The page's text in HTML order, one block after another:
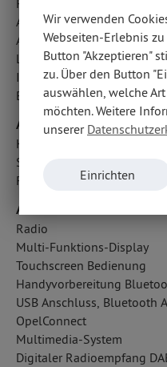
Regensensor
Aufmerksamkeitsassistent
Außentemperatur Anzeige
LED-Scheinwerfer
ISOFIX
Berganfahrassistent
Airbags
Kopfairbag vorn und hinten
Seitenairbag vorn
Fahrer- /Beifahrerairbag
Audio & Kommunikation
Radio
Multi-Funktions-Display
Touchscreen Bedienung
Handyvorbereitung
USB Anschluss, Bluetooth
OpelConnect
Multimedia-System
Digitaler Radioempfang
Wir verwenden
Webseiten-Erlebnis
Button "Akzeptieren"
zu. Über den Button
auswählen, welche
möchten. Weitere
unserer
Einrichten